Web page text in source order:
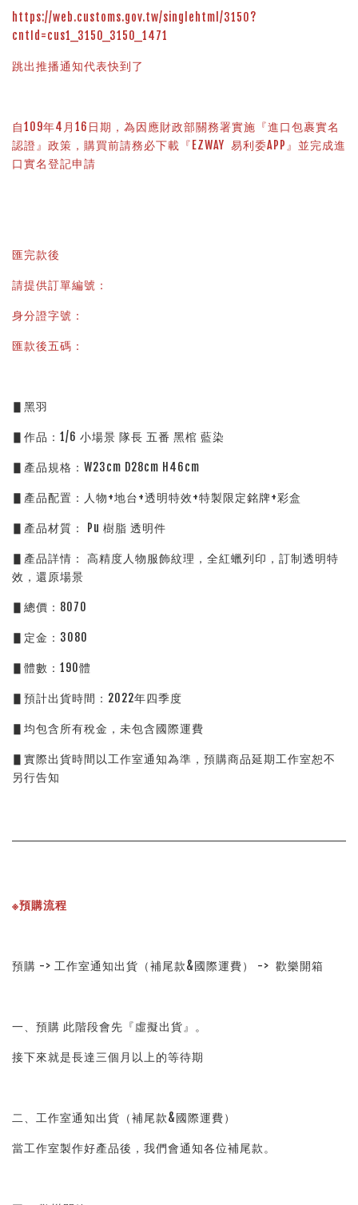
https://web.customs.gov.tw/singlehtml/3150?
cntId=cus1_3150_3150_1471
跳出推播通知代表快到了
自109年4月16日期，為因應財政部關務署實施『進口包裹實名
認證』政策，購買前請務必下載『EZWAY  易利委APP』並完成進
口實名登記申請
匯完款後
請提供訂單編號：
身分證字號：
匯款後五碼：
▋黑羽
▋作品：1/6 小場景 隊長 五番 黑棺 藍染
▋產品規格：W23cm D28cm H46cm
▋產品配置：人物+地台+透明特效+特製限定銘牌+彩盒
▋產品材質： Pu 樹脂 透明件
▋產品詳情： 高精度人物服飾紋理，全紅蠟列印，訂制透明特
效，還原場景
▋總價：8070
▋定金：3080
▋體數：190體
▋預計出貨時間：2022年四季度
▋均包含所有稅金，未包含國際運費
▋實際出貨時間以工作室通知為準，預購商品延期工作室恕不
另行告知
※預購流程
預購 -> 工作室通知出貨（補尾款&國際運費） ->  歡樂開箱
一、預購 此階段會先『虛擬出貨』。
接下來就是長達三個月以上的等待期
二、工作室通知出貨（補尾款&國際運費）
當工作室製作好產品後，我們會通知各位補尾款。